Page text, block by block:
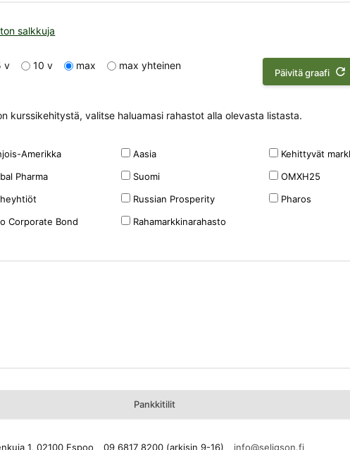
salkkuja
v 10 v max max yhteinen
Päivitä graafi 
kurssikehitystä, valitse haluamasi rahastot alla olevasta listasta.
Amerikka Aasia
Kehittyvät
Pharma Suomi
OMXH25
Russian Prosperity
Pharos
Corporate Bond Rahamarkkinarahasto
Pankkitilit
1, 02100 Espoo 09 6817 8200 (arkisin 9-16)